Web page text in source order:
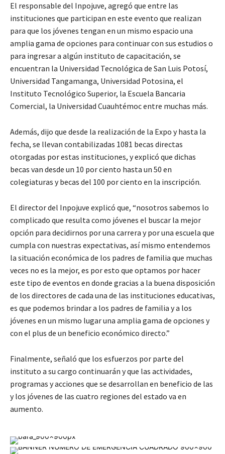
El responsable del Inpojuve, agregó que entre las
instituciones que participan en este evento que realizan
para que los jóvenes tengan en un mismo espacio una
amplia gama de opciones para continuar con sus estudios o
para ingresar a algún instituto de capacitación, se
encuentran la Universidad Tecnológica de San Luis Potosí,
Universidad Tangamanga, Universidad Potosina, el
Instituto Tecnológico Superior, la Escuela Bancaria
Comercial, la Universidad Cuauhtémoc entre muchas más.
Además, dijo que desde la realización de la Expo y hasta la
fecha, se llevan contabilizadas 1081 becas directas
otorgadas por estas instituciones, y explicó que dichas
becas van desde un 10 por ciento hasta un 50 en
colegiaturas y becas del 100 por ciento en la inscripción.
El director del Inpojuve explicó que, “nosotros sabemos lo
complicado que resulta como jóvenes el buscar la mejor
opción para decidirnos por una carrera y por una escuela que
cumpla con nuestras expectativas, así mismo entendemos
la situación económica de los padres de familia que muchas
veces no es la mejor, es por esto que optamos por hacer
este tipo de eventos en donde gracias a la buena disposición
de los directores de cada una de las instituciones educativas,
es que podemos brindar a los padres de familia y a los
jóvenes en un mismo lugar una amplia gama de opciones y
con el plus de un beneficio económico directo.”
Finalmente, señaló que los esfuerzos por parte del
instituto a su cargo continuarán y que las actividades,
programas y acciones que se desarrollan en beneficio de las
y los jóvenes de las cuatro regiones del estado va en
aumento.